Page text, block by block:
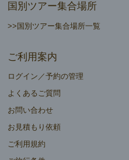
国別ツアー集合場所
>>国別ツアー集合場所一覧
ご利用案内
ログイン／予約の管理
よくあるご質問
お問い合わせ
お見積もり依頼
ご利用規約